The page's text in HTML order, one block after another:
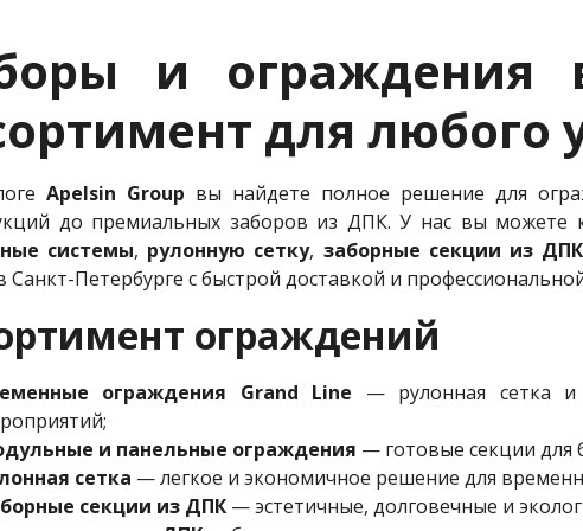
и
для любого
Apelsin Group вы найдете полное решение для
до премиальных заборов из ДПК. У нас вы можете
системы, рулонную сетку, заборные секции из ДПК
Санкт-Петербурге с быстрой доставкой и
ограждений
ограждения Grand Line — рулонная сетка и
и панельные ограждения — готовые секции для
сетка — легкое и экономичное решение для
секции из ДПК — эстетичные, долговечные и